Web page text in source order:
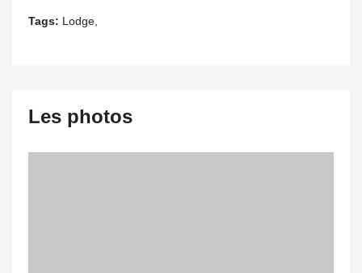
Tags: Lodge,
Les photos